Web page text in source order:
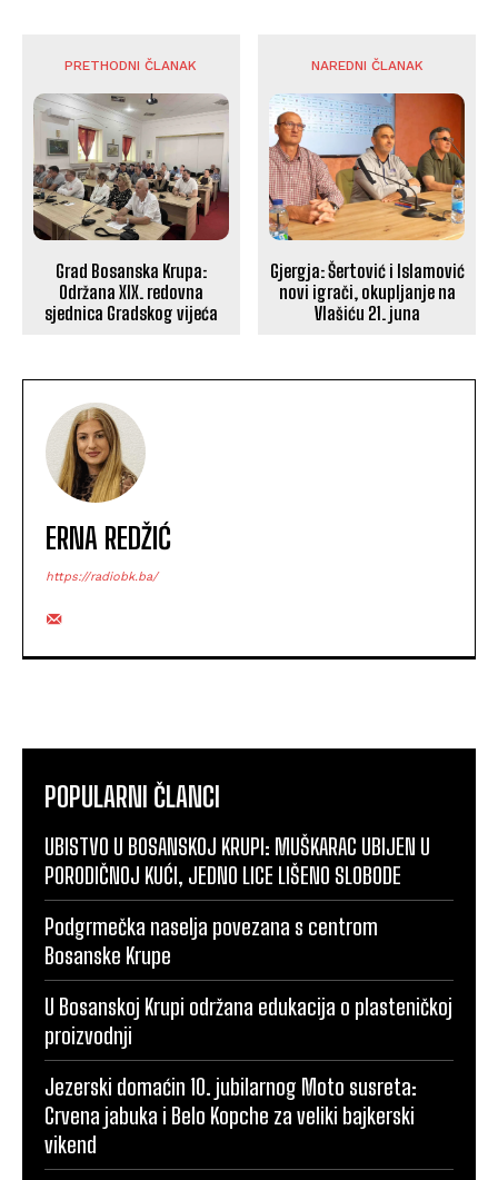
PRETHODNI ČLANAK
Grad Bosanska Krupa:
Održana XIX. redovna
sjednica Gradskog vijeća
NAREDNI ČLANAK
Gjergja: Šertović i Islamović
novi igrači, okupljanje na
Vlašiću 21. juna
ERNA REDŽIĆ
https://radiobk.ba/
POPULARNI ČLANCI
UBISTVO U BOSANSKOJ KRUPI: MUŠKARAC UBIJEN U
PORODIČNOJ KUĆI, JEDNO LICE LIŠENO SLOBODE
Podgrmečka naselja povezana s centrom
Bosanske Krupe
U Bosanskoj Krupi održana edukacija o plasteničkoj
proizvodnji
Jezerski domaćin 10. jubilarnog Moto susreta:
Crvena jabuka i Belo Kopche za veliki bajkerski
vikend